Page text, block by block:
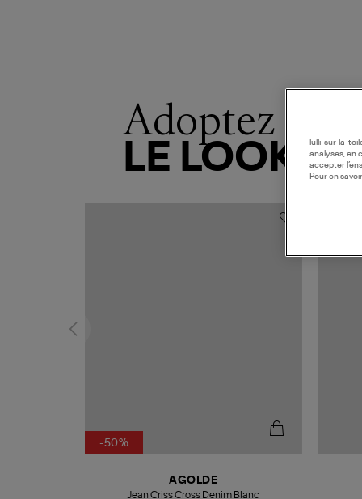
Adoptez
LE LOOK
-50%
AGOLDE
Jean Criss Cross Denim Blanc
lulli-sur-la-
analyses, en
accepter
Pour en